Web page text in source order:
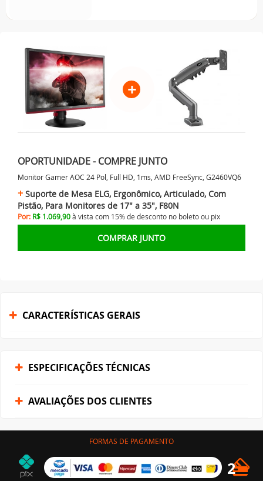
+
OPORTUNIDADE - COMPRE JUNTO
Monitor Gamer AOC 24 Pol, Full HD, 1ms, AMD FreeSync, G2460VQ6
Suporte de Mesa ELG, Ergonômico, Articulado, Com
Pistão, Para Monitores de 17" a 35", F80N
Por: R$ 1.069,90à vista com 15% de desconto no boleto ou pix
COMPRAR JUNTO
CARACTERÍSTICAS GERAIS
ESPECIFICAÇÕES TÉCNICAS
AVALIAÇÕES DOS CLIENTES
FORMAS DE PAGAMENTO